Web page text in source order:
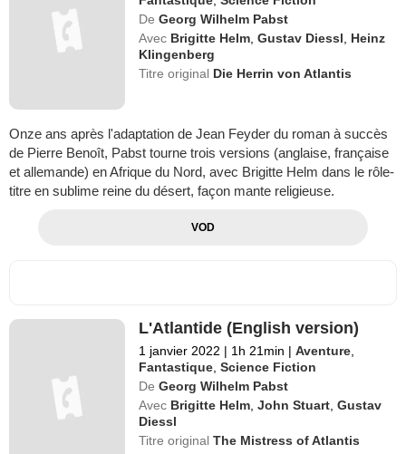
De Georg Wilhelm Pabst
Avec Brigitte Helm ,Gustav Diessl
Heinz
Klingenberg
Titre original Die Herrin von Atlantis
Onze ans après l'adaptation de Jean Feyder du roman à succès
de Pierre Benoît, Pabst tourne trois versions (anglaise, française
et allemande) en Afrique du Nord, avec Brigitte Helm dans le rôle-
titre en sublime reine du désert, façon mante religieuse.
VOD
L'Atlantide (English version)
1 janvier 2022 | 1h 21min | Aventure
Fantastique ,Science Fiction
De Georg Wilhelm Pabst
Avec Brigitte Helm ,John Stuart ,Gustav
Diessl
Titre originalThe Mistress of Atlantis